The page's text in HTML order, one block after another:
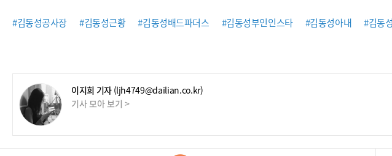
#김동성공사장 #김동성근황 #김동성배드파더스 #김동성부인인스타 #김동성아내 #김동
이지희 기자 (ljh4749@dailian.co.kr)
기사 모아 보기 >